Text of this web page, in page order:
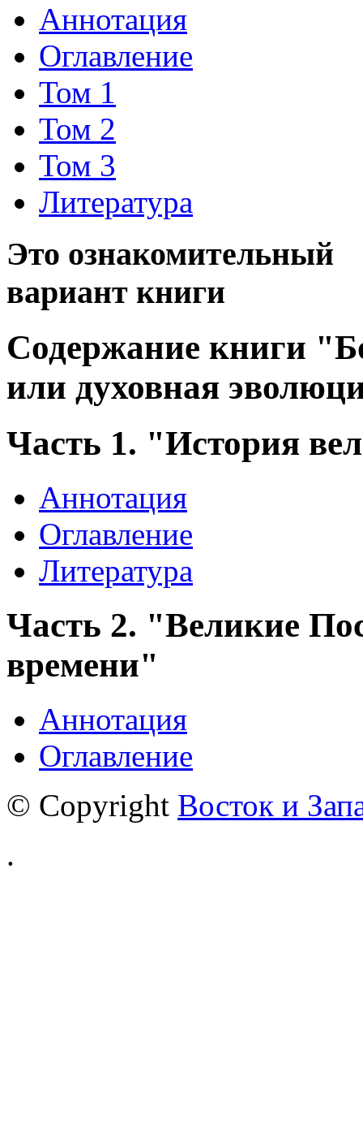
Аннотация
Оглавление
Том 1
Том 2
Том 3
Литература
Это ознакомительный
вариант книги
Содержание книги
или духовная
Часть 1. "История
Аннотация
Оглавление
Литература
Часть 2. "Великие
времени"
Аннотация
Оглавление
© Copyright Восток и
.